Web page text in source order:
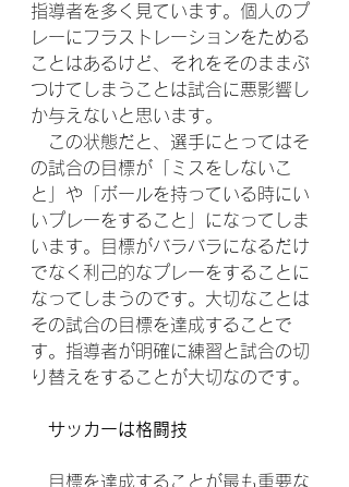
指導者を多く見ています。個人のプ
レーにフラストレーションをためる
ことはあるけど、それをそのままぶ
つけてしまうことは試合に悪影響し
か与えないと思います。
この状態だと、選手にとってはそ
の試合の目標が「ミスをしないこ
と」や「ボールを持っている時にい
いプレーをすること」になってしま
います。目標がバラバラになるだけ
でなく利己的なプレーをすることに
なってしまうのです。大切なことは
その試合の目標を達成することで
す。指導者が明確に練習と試合の切
り替えをすることが大切なのです。
サッカーは格闘技
目標を達成することが最も重要な